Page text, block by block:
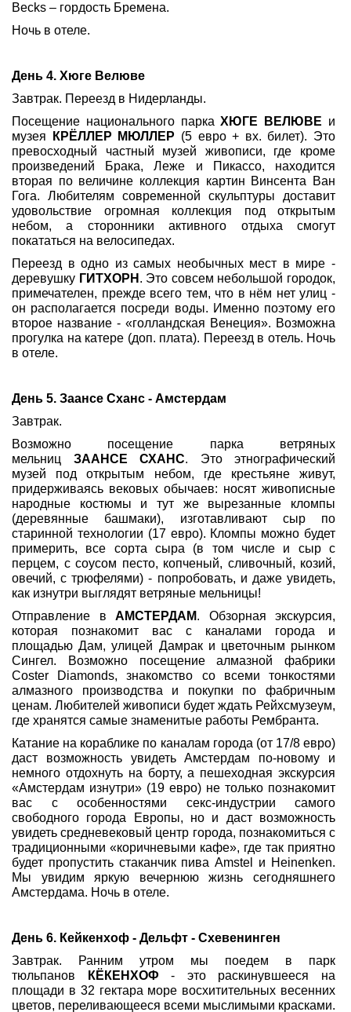
Becks – гордость Бремена.
Ночь в отеле.
День 4. Хюге Велюве
Завтрак. Переезд в Нидерланды.
Посещение национального паркаХЮГЕ ВЕЛЮВЕ и
музея
КРЁЛЛЕР МЮЛЛЕР (5 евро + вх. билет). Это
превосходный частный музей живописи, где кроме
произведений Брака, Леже и Пикассо, находится
вторая по величине коллекция картин Винсента Ван
Гога. Любителям современной скульптуры доставит
удовольствие огромная коллекция под открытым
небом, а сторонники активного отдыха смогут
покататься на велосипедах.
Переезд в одно из самых необычных мест в мире -
деревушку ГИТХОРН . Это совсем небольшой городок,
примечателен, прежде всего тем, что в нём нет улиц -
он располагается посреди воды. Именно поэтому его
второе название - «голландская Венеция». Возможна
прогулка на катере (доп. плата). Переезд в отель. Ночь
в отеле.
День 5. Заансе Сханс - Амстердам
Завтрак.
Возможно посещение парка ветряных
мельниц ЗААНСЕ СХАНС. Это этнографический
музей под открытым небом, где крестьяне живут,
придерживаясь вековых обычаев: носят живописные
народные костюмы и тут же вырезанные кломпы
(деревянные башмаки), изготавливают сыр по
старинной технологии (17 евро). Кломпы можно будет
примерить, все сорта сыра (в том числе и сыр с
перцем, с соусом песто, копченый, сливочный, козий,
овечий, с трюфелями) - попробовать, и даже увидеть,
как изнутри выглядят ветряные мельницы!
Отправление в АМСТЕРДАМ. Обзорная экскурсия,
которая познакомит вас с каналами города и
площадью Дам, улицей Дамрак и цветочным рынком
Сингел. Возможно посещение алмазной фабрики
Coster Diamonds, знакомство со всеми тонкостями
алмазного производства и покупки по фабричным
ценам. Любителей живописи будет ждать Рейхсмузеум,
где хранятся самые знаменитые работы Рембранта.
Катание на кораблике по каналам города (от 17/8 евро)
даст возможность увидеть Амстердам по-новому и
немного отдохнуть на борту, а пешеходная экскурсия
«Амстердам изнутри» (19 евро) не только познакомит
вас с особенностями секс-индустрии самого
свободного города Европы, но и даст возможность
увидеть средневековый центр города, познакомиться с
традиционными «коричневыми кафе», где так приятно
будет пропустить стаканчик пива Amstel и Heinenken.
Мы увидим яркую вечернюю жизнь сегодняшнего
Амстердама. Ночь в отеле.
День 6. Кейкенхоф - Дельфт - Схевенинген
Завтрак. Ранним утром мы поедем в парк
тюльпанов
КЁКЕНХОФ - это раскинувшееся на
площади в 32 гектара море восхитительных весенних
цветов, переливающееся всеми мыслимыми красками.